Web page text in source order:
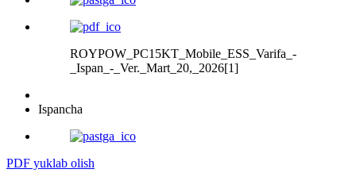
ROYPOW_PC15KT_Mobile_ESS_Varifa_-
_Ispan_-_Ver._Mart_20,_2026[1]
Ispancha
PDF yuklab olish